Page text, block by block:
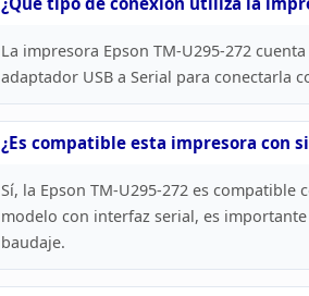
La impresora Epson TM-U295-272
adaptador USB a Serial para conectarla
¿Es compatible esta impresora con
Sí, la Epson TM-U295-272 es compatible
modelo con interfaz serial, es
baudaje.